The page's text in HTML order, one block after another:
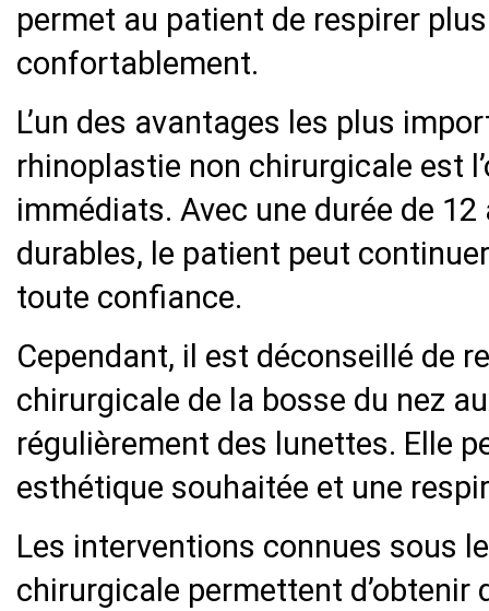
permet au patient de respirer
confortablement.
L’un des avantages les plus
rhinoplastie non chirurgicale est
immédiats. Avec une durée de
durables, le patient peut
toute confiance.
Cependant, il est déconseillé de
chirurgicale de la bosse du nez
régulièrement des lunettes. Elle
esthétique souhaitée et une
Les interventions connues sous
chirurgicale permettent d’obtenir